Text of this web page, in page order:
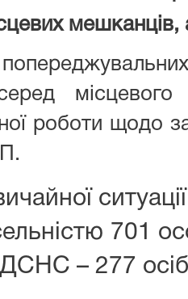
мешканців,
роботи щодо
701
ДСНС – 277